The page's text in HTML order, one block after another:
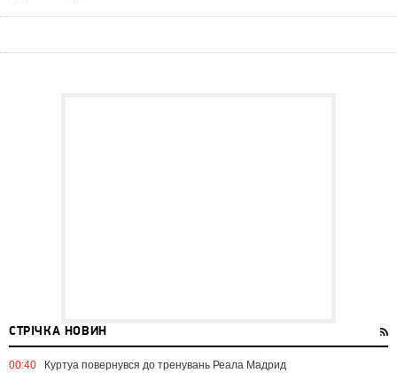
СТРІЧКА НОВИН
00:40 Куртуа повернувся до тренувань Реала Мадрид